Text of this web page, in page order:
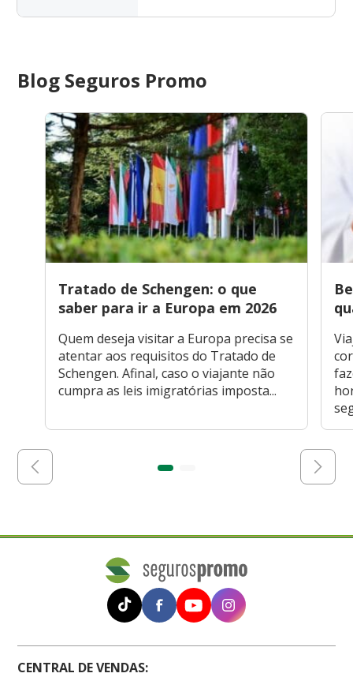
Blog Seguros Promo
Tratado de Schengen: o que
saber para ir a Europa em 2026
Quem deseja visitar a Europa precisa se
atentar aos requisitos do Tratado de
Schengen. Afinal, caso o viajante não
cumpra as leis imigratórias imposta...
CENTRAL DE VENDAS: